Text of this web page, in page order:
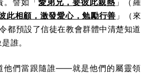
。譬如「愛弟兄，要彼此親熱 」（羅
此相顧，激發愛心，勉勵行善 」（來
都預設了信徒在教會群體中清楚知道
誰。
他們當跟隨誰——就是他們的屬靈領